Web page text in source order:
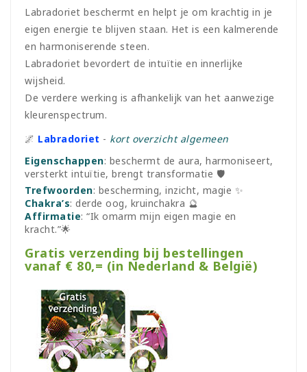
Labradoriet beschermt en helpt je om krachtig in je
eigen energie te blijven staan. Het is een kalmerende
en harmoniserende steen.
Labradoriet bevordert de intuïtie en innerlijke
wijsheid.
De verdere werking is afhankelijk van het aanwezige
kleurenspectrum.
🌌 Labradoriet - kort overzicht algemeen
Eigenschappen: beschermt de aura, harmoniseert,
versterkt intuïtie, brengt transformatie 🛡
Trefwoorden: bescherming, inzicht, magie ✨
Chakra’s: derde oog, kruinchakra 🔮
Affirmatie: “Ik omarm mijn eigen magie en
kracht.”🌟
Gratis verzending bij bestellingen
vanaf € 80,= (in Nederland & België)